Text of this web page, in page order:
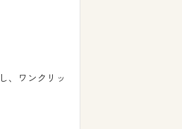
、ワンクリッ